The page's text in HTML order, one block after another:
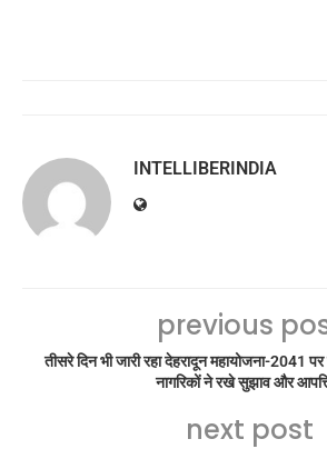
INTELLIBERINDIA
previous
तीसरे दिन भी जारी रहा देहरादून महायोजना-2041
नागरिकों ने रखे सुझाव और
next post